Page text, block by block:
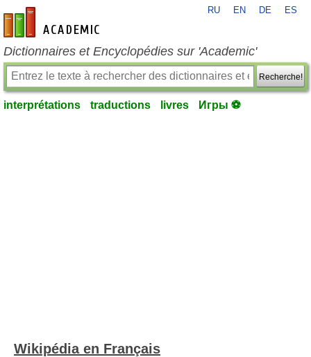
fr-academic.com
RU EN DE ES
Dictionnaires et Encyclopédies sur 'Academic'
Recherche!
interprétations traductions livres Игры ⚽
Wikipédia en Français